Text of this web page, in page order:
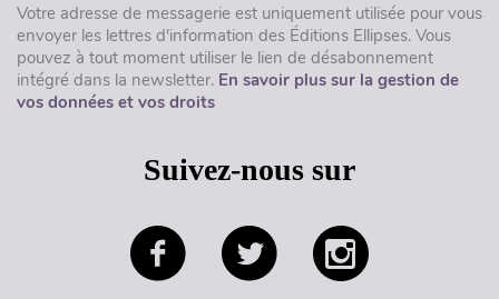
Votre adresse de messagerie est uniquement utilisée pour vous
envoyer les lettres d'information des Éditions Ellipses. Vous
pouvez à tout moment utiliser le lien de désabonnement
intégré dans la newsletter. En savoir plus sur la gestion de
vos données et vos droits
Suivez-nous sur